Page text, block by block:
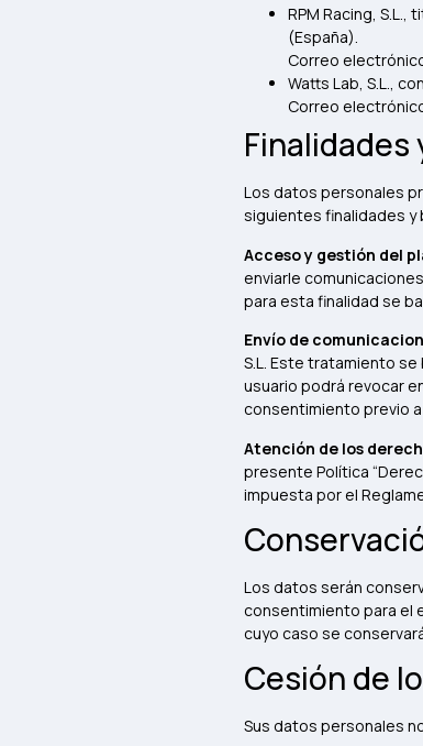
RPM Racing, S.L.,
(España).
Correo
Watts Lab, S.L.,
Correo
Los datos personales
siguientes finalidades y
Acceso y gestión del
enviarle
para esta finalidad se
Envío de
S.L. Este tratamiento
usuario podrá revocar
consentimiento previo
Atención de los
presente Política
impuesta por el
Los datos serán
consentimiento para el
cuyo caso se
Cesión de
Sus datos personales